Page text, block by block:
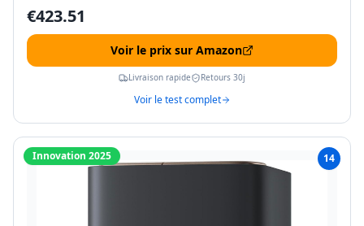
€423.51
Voir le prix sur Amazon
Livraison rapide Retours 30j
Voir le test complet
Innovation 2025 14